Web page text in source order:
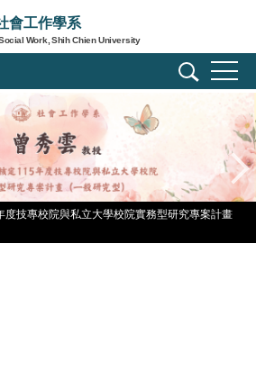
會工作學系
Work, Shih Chien University
度技專校院與私立大學校院實務型研究專案計畫